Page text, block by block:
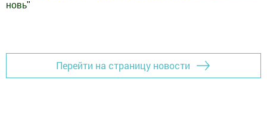
новь"
Перейти на страницу новости